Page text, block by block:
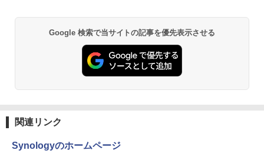
日本HP エイチピー Series 3 Pro 324pf
FHDモニター 9U5J5UT#ABJ 【NE直】
￥13,380
ー PCモニター フルハイビジョン 動画 液
晶モニター 壁掛 DT-JF275S-B アイリス
￥2,970
き】 【電子書籍】[ 雁木万里 ]
￥4,990
[Explicit]
￥250
【Amazon.co.jp限定】 い・ろ・は・す 2L P
ET ラベルレス ×8本
￥1,001
エース)
￥832
Google 検索で当サイトの記事を優先表示させる
関連リンク
Synologyのホームページ